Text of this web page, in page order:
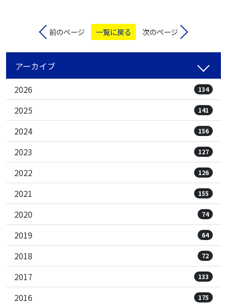
前のページ 一覧に戻る 次のページ
アーカイブ
2026
134
2025 141
2024 156
2023 127
2022 126
2021 155
2020 74
2019 64
2018 72
2017 133
2016 175